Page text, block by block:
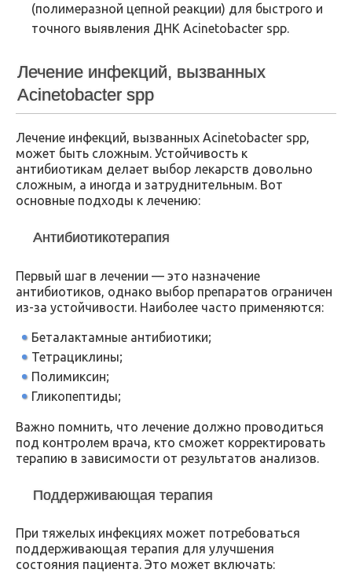
(полимеразной цепной реакции) для быстрого и
точного выявления ДНК Acinetobacter spp.
Лечение инфекций, вызванных
Acinetobacter spp
Лечение инфекций, вызванных Acinetobacter spp,
может быть сложным. Устойчивость к
антибиотикам делает выбор лекарств довольно
сложным, а иногда и затруднительным. Вот
основные подходы к лечению:
Антибиотикотерапия
Первый шаг в лечении — это назначение
антибиотиков, однако выбор препаратов ограничен
из-за устойчивости. Наиболее часто применяются:
Беталактамные антибиотики;
Тетрациклины;
Полимиксин;
Гликопептиды;
Важно помнить, что лечение должно проводиться
под контролем врача, кто сможет корректировать
терапию в зависимости от результатов анализов.
Поддерживающая терапия
При тяжелых инфекциях может потребоваться
поддерживающая терапия для улучшения
состояния пациента. Это может включать: